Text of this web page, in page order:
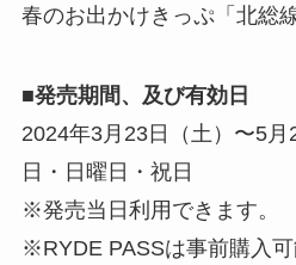
春のお出かけきっぷ「北総
■発売期間、及び有効日
2024年3月23日（土）〜5
日・日曜日・祝日
※発売当日利用できます。
※RYDE PASSは事前購入